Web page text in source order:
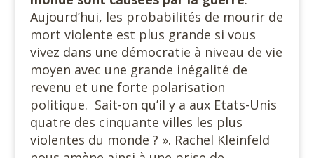
Aujourd’hui, les probabilités de mourir de
mort violente est plus grande si vous
vivez dans une démocratie à niveau de vie
moyen avec une grande inégalité de
revenu et une forte polarisation
politique. Sait-on qu’il y a aux Etats-Unis
quatre des cinquante villes les plus
violentes du monde ? ». Rachel Kleinfeld